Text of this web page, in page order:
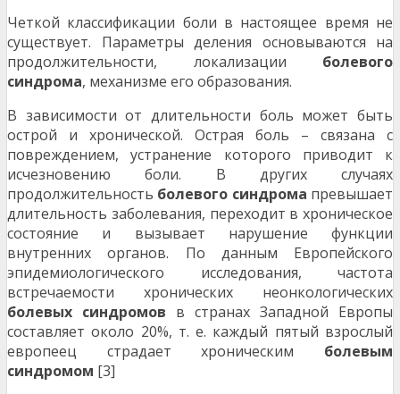
Четкой классификации боли в настоящее время не
существует. Параметры деления основываются на
продолжительности, локализации болевого
синдрома, механизме его образования.
В зависимости от длительности боль может быть
острой и хронической. Острая боль – связана с
повреждением, устранение которого приводит к
исчезновению боли. В других случаях
продолжительность болевого синдрома превышает
длительность заболевания, переходит в хроническое
состояние и вызывает нарушение функции
внутренних органов. По данным Европейского
эпидемиологического исследования, частота
встречаемости хронических неонкологических
болевых синдромов в странах Западной Европы
составляет около 20%, т. е. каждый пятый взрослый
европеец страдает хроническим болевым
синдромом [3]